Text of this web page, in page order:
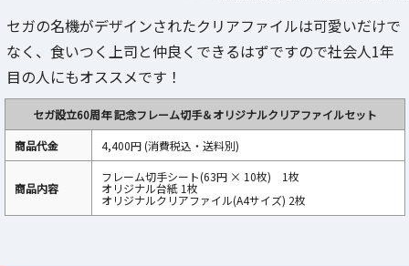
セガの名機がデザインされたクリアファイルは可愛いだけで
なく、食いつく上司と仲良くできるはずですので社会人1年
目の人にもオススメです！
セガ設立60周年 記念フレーム切手＆オリジナルクリアファイルセット
商品代金
4,400円 (消費税込・送料別)
商品内容‎
フレーム切手シート(63円 × 10枚) 1枚
オリジナル台紙 1枚
オリジナルクリアファイル(A4サイズ) 2枚